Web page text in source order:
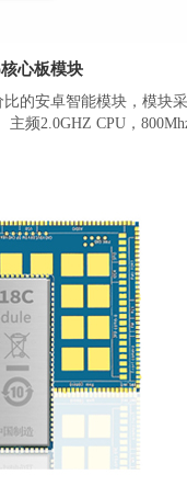
心板模块
的安卓智能模块，模块采
主频2.0GHZ CPU，
画质视频内容进行编解码。
存为1GB+8GB(可选
，搭载Android 11或以上
蓝牙5.0、GNSS(GPS/北
、充放电等。提供丰富数
、USBx2、UARTx3、
、GPIOs等。可外接多种外
显示屏，3D人脸识别模
纹、刷卡、安全加密、身
块等等。